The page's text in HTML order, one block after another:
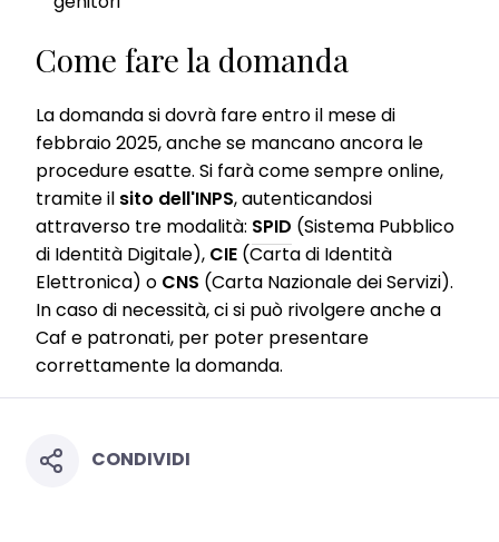
Come fare la domanda
La domanda si dovrà fare entro il mese di
febbraio 2025, anche se mancano ancora le
procedure esatte. Si farà come sempre online,
tramite il sito dell'INPS, autenticandosi
attraverso tre modalità: SPID (Sistema Pubblico
di Identità Digitale), CIE (Carta di Identità
Elettronica) o CNS (Carta Nazionale dei Servizi).
In caso di necessità, ci si può rivolgere anche a
Caf e patronati, per poter presentare
correttamente la domanda.
CONDIVIDI
your personal data for all the purposes stated above. If you click on
with this website will be used.